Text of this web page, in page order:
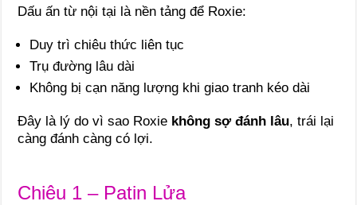
Dấu ấn từ nội tại là nền tảng để Roxie:
Duy trì chiêu thức liên tục
Trụ đường lâu dài
Không bị cạn năng lượng khi giao tranh kéo dài
Đây là lý do vì sao Roxie không sợ đánh lâu, trái lại
càng đánh càng có lợi.
Chiêu 1 – Patin Lửa